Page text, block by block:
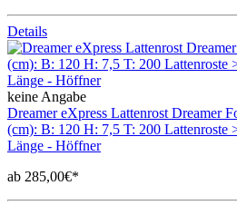
Details
keine Angabe
Dreamer eXpress Lattenrost Dreamer
(cm): B: 120 H: 7,5 T: 200 Lattenroste
Länge - Höffner
ab 285,00€*